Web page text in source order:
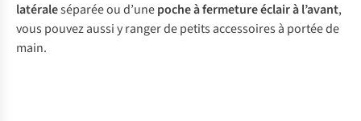
latéraleséparée ou d’unepoche à fermeture éclair à l’avant,
vous pouvez aussi y ranger de petits accessoires à portée de
main.